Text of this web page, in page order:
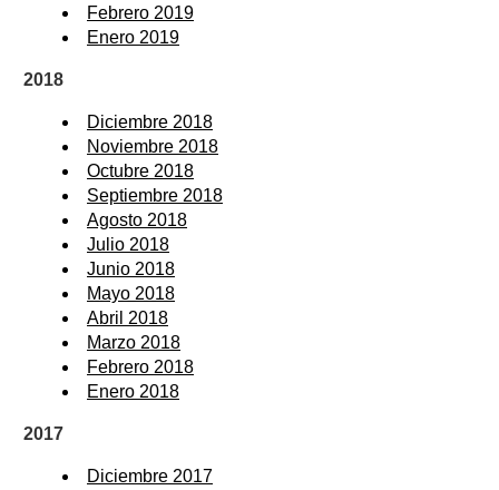
Febrero 2019
Enero 2019
2018
Diciembre 2018
Noviembre 2018
Octubre 2018
Septiembre 2018
Agosto 2018
Julio 2018
Junio 2018
Mayo 2018
Abril 2018
Marzo 2018
Febrero 2018
Enero 2018
2017
Diciembre 2017